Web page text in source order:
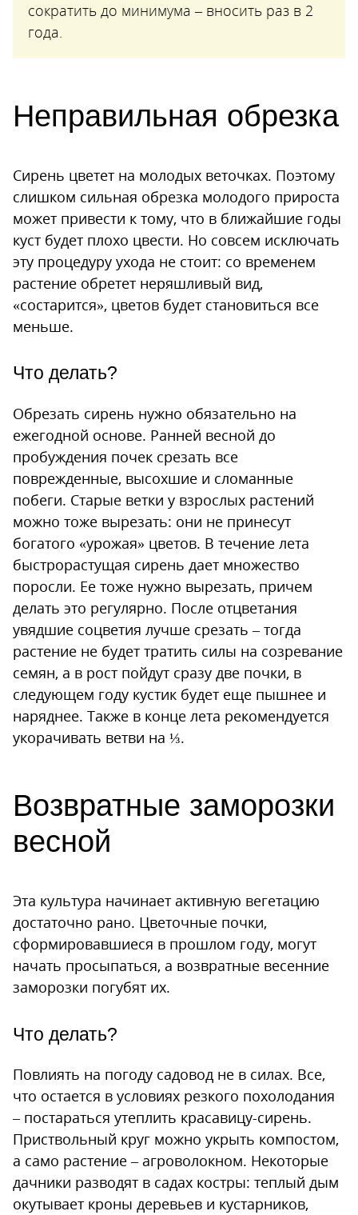
сократить до минимума – вносить раз в 2
года.
Неправильная обрезка
Сирень цветет на молодых веточках. Поэтому
слишком сильная обрезка молодого прироста
может привести к тому, что в ближайшие годы
куст будет плохо цвести. Но совсем исключать
эту процедуру ухода не стоит: со временем
растение обретет неряшливый вид,
«состарится», цветов будет становиться все
меньше.
Что делать?
Обрезать сирень нужно обязательно на
ежегодной основе. Ранней весной до
пробуждения почек срезать все
поврежденные, высохшие и сломанные
побеги. Старые ветки у взрослых растений
можно тоже вырезать: они не принесут
богатого «урожая» цветов. В течение лета
быстрорастущая сирень дает множество
поросли. Ее тоже нужно вырезать, причем
делать это регулярно. После отцветания
увядшие соцветия лучше срезать – тогда
растение не будет тратить силы на созревание
семян, а в рост пойдут сразу две почки, в
следующем году кустик будет еще пышнее и
наряднее. Также в конце лета рекомендуется
укорачивать ветви на ⅓.
Возвратные заморозки
весной
Эта культура начинает активную вегетацию
достаточно рано. Цветочные почки,
сформировавшиеся в прошлом году, могут
начать просыпаться, а возвратные весенние
заморозки погубят их.
Что делать?
Повлиять на погоду садовод не в силах. Все,
что остается в условиях резкого похолодания
– постараться утеплить красавицу-сирень.
Приствольный круг можно укрыть компостом,
а само растение – агроволокном. Некоторые
дачники разводят в садах костры: теплый дым
окутывает кроны деревьев и кустарников,